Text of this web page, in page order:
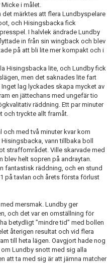
i målet.
märktes att flera Lundbyspelare
och Hisingsbacka fick
I halvlek ändrade Lundby
in från sin wingback och blev
på att bli lite mer kompakt och i
Hisingsbacka lite, och Lundby fick
men det saknades lite fart
lag lyckades skapa mycket av
en jättechans med ungefär tio
räddning. Ett par minuter
och tryckte allt framåt.
med två minuter kvar kom
vann tillbaka boll
straffområdet. Ville skarvade med
blev helt sopren på andraytan.
fantastisk räddning, och en stund
på tavlan och årets första förlust
mersmak. Lundby ger
och det var en omställning för
betydligt ”mindre tid” med bollen
återigen resultat och vid flera
till heta lägen. Oavgjort hade nog
Lundby snott med sig alla
att ta med sig är att jämna matcher